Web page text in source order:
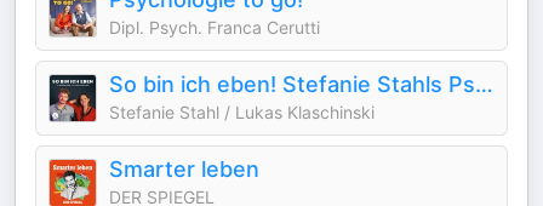
Dipl. Psych. Franca Cerutti
So bin ich eben! Stefanie Stahls Psychologie-Podcast für alle "Normalgestörten"
Stefanie Stahl / Lukas Klaschinski
Smarter leben
DER SPIEGEL